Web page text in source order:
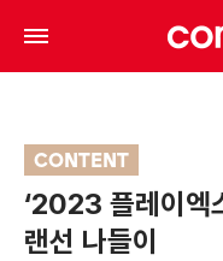
CONTENT
‘2023 플레이엑
랜선 나들이